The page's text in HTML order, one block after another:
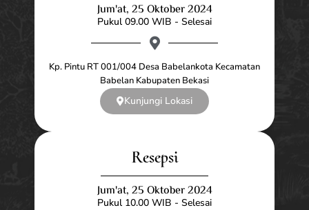
Jum'at, 25 Oktober 2024
Pukul 09.00 WIB - Selesai
Kp. Pintu RT 001/004 Desa Babelankota Kecamatan
Babelan Kabupaten Bekasi
Kunjungi Lokasi
Resepsi
Jum'at, 25 Oktober 2024
Pukul 10.00 WIB - Selesai